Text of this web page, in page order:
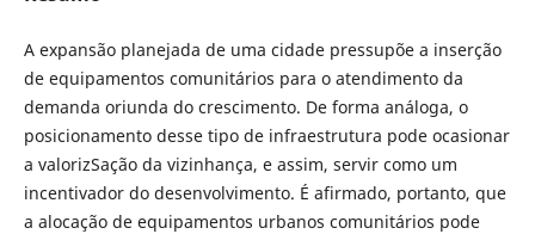
A expansão planejada de uma cidade pressupõe a inserção
de equipamentos comunitários para o atendimento da
demanda oriunda do crescimento. De forma análoga, o
posicionamento desse tipo de infraestrutura pode ocasionar
a valorizSação da vizinhança, e assim, servir como um
incentivador do desenvolvimento. É afirmado, portanto, que
a alocação de equipamentos urbanos comunitários pode